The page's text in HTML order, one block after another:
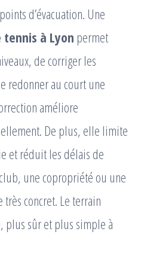
d’évacuation. Une
à Lyon permet
de corriger les
redonner au court une
améliore
De plus, elle limite
et réduit les délais de
une copropriété ou une
concret. Le terrain
sûr et plus simple à